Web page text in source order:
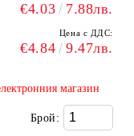
€4.03 7.88лв.
Цена с ДДС:
€4.84 9.47лв.
магазин
Брой: